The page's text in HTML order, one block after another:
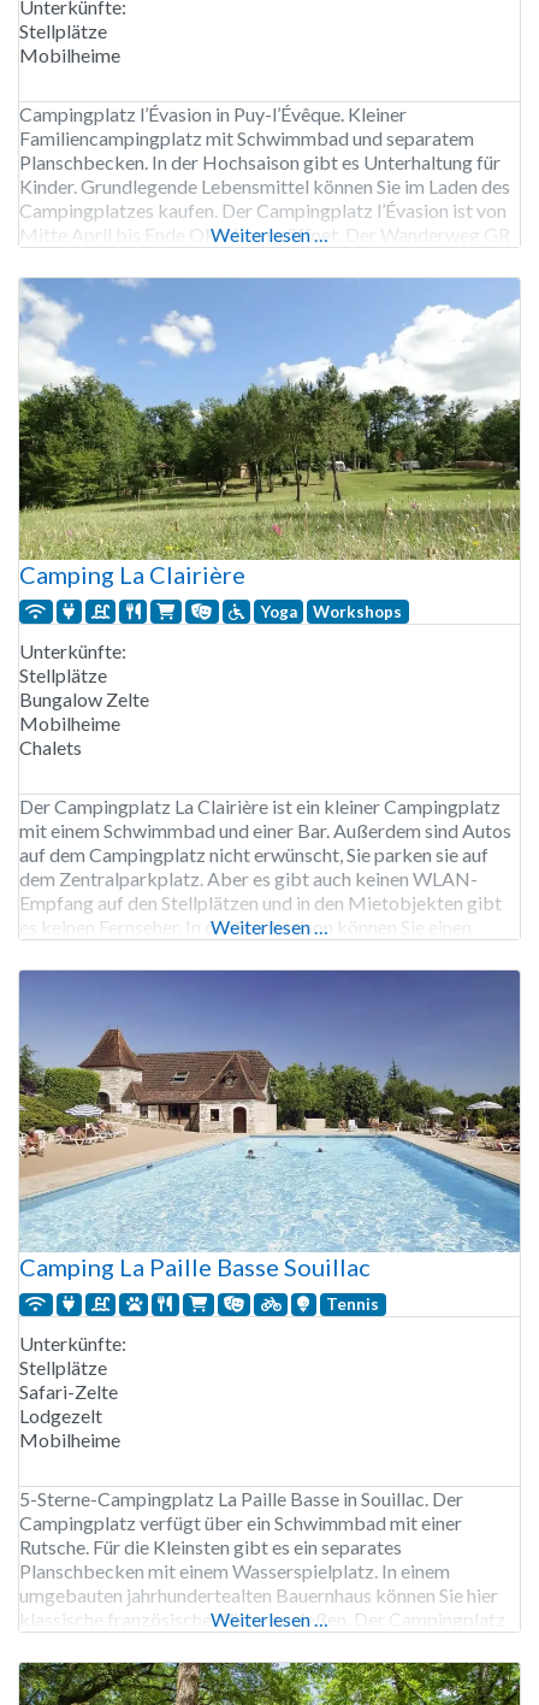
Unterkünfte:
Stellplätze
Mobilheime
Campingplatz l’Évasion in Puy-l’Évêque. Kleiner
Familiencampingplatz mit Schwimmbad und separatem
Planschbecken. In der Hochsaison gibt es Unterhaltung für
Kinder. Grundlegende Lebensmittel können Sie im Laden des
Campingplatzes kaufen. Der Campingplatz l’Évasion ist von
Mitte April bis Ende Oktober geöffnet. Der Wanderweg GR
von Stellplätzen und Mobilheimen.
Weiterlesen …
Camping La Clairière
Yoga Workshops
Unterkünfte:
Stellplätze
Bungalow Zelte
Mobilheime
Chalets
Der Campingplatz La Clairière ist ein kleiner Campingplatz
mit einem Schwimmbad und einer Bar. Außerdem sind Autos
auf dem Campingplatz nicht erwünscht, Sie parken sie auf
dem Zentralparkplatz. Aber es gibt auch keinen WLAN-
Empfang auf den Stellplätzen und in den Mietobjekten gibt
es keinen Fernseher. In der Hochsaison können Sie einen
La Clairière
Weiterlesen …
Camping La Paille Basse Souillac
Tennis
Unterkünfte:
Stellplätze
Safari-Zelte
Lodgezelt
Mobilheime
5-Sterne-Campingplatz La Paille Basse in Souillac. Der
Campingplatz verfügt über ein Schwimmbad mit einer
Rutsche. Für die Kleinsten gibt es ein separates
Planschbecken mit einem Wasserspielplatz. In einem
umgebauten jahrhundertealten Bauernhaus können Sie hier
klassische französische Küche genießen. Der Campingplatz
September geöffnet. 288 Stellplätze, Vermietung von
Stellplätzen, Lodgezelten, Safarizelten
Weiterlesen …